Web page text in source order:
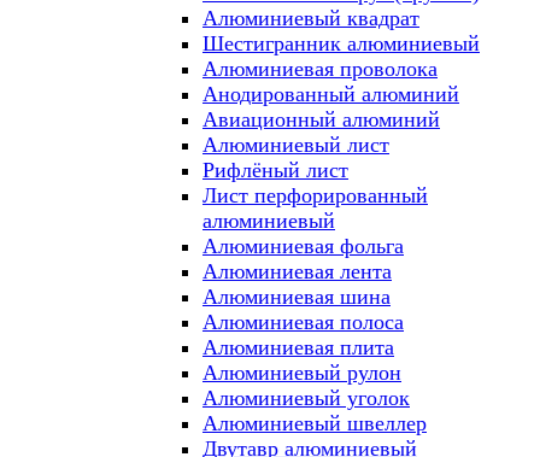
Алюминиевый квадрат
Шестигранник алюминиевый
Алюминиевая проволока
Анодированный алюминий
Авиационный алюминий
Алюминиевый лист
Рифлёный лист
Лист перфорированный
алюминиевый
Алюминиевая фольга
Алюминиевая лента
Алюминиевая шина
Алюминиевая полоса
Алюминиевая плита
Алюминиевый рулон
Алюминиевый уголок
Алюминиевый швеллер
Двутавр алюминиевый